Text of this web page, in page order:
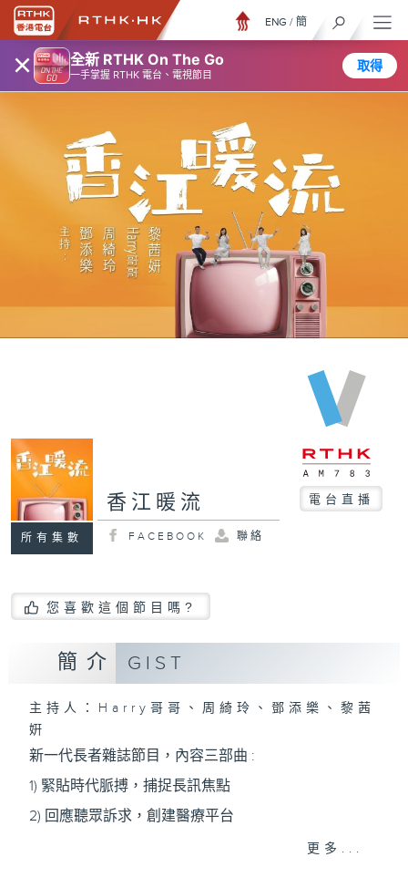
× 全新 RTHK On The Go
一手掌握 RTHK 電台、電視節目
取得
ENG / 簡
所有集數
香江暖流 電台直播
FACEBOOK 聯絡
您喜歡這個節目嗎?
簡介 GIST
主持人：Harry哥哥、周綺玲、鄧添樂、黎茜
姸
新一代長者雜誌節目，內容三部曲 :
1) 緊貼時代脈搏，捕捉長訊焦點
2) 回應聽眾訴求，創建醫療平台
3) 暖流熱線 : 關顧長者心靈需要，透過電話1872312，
更多...